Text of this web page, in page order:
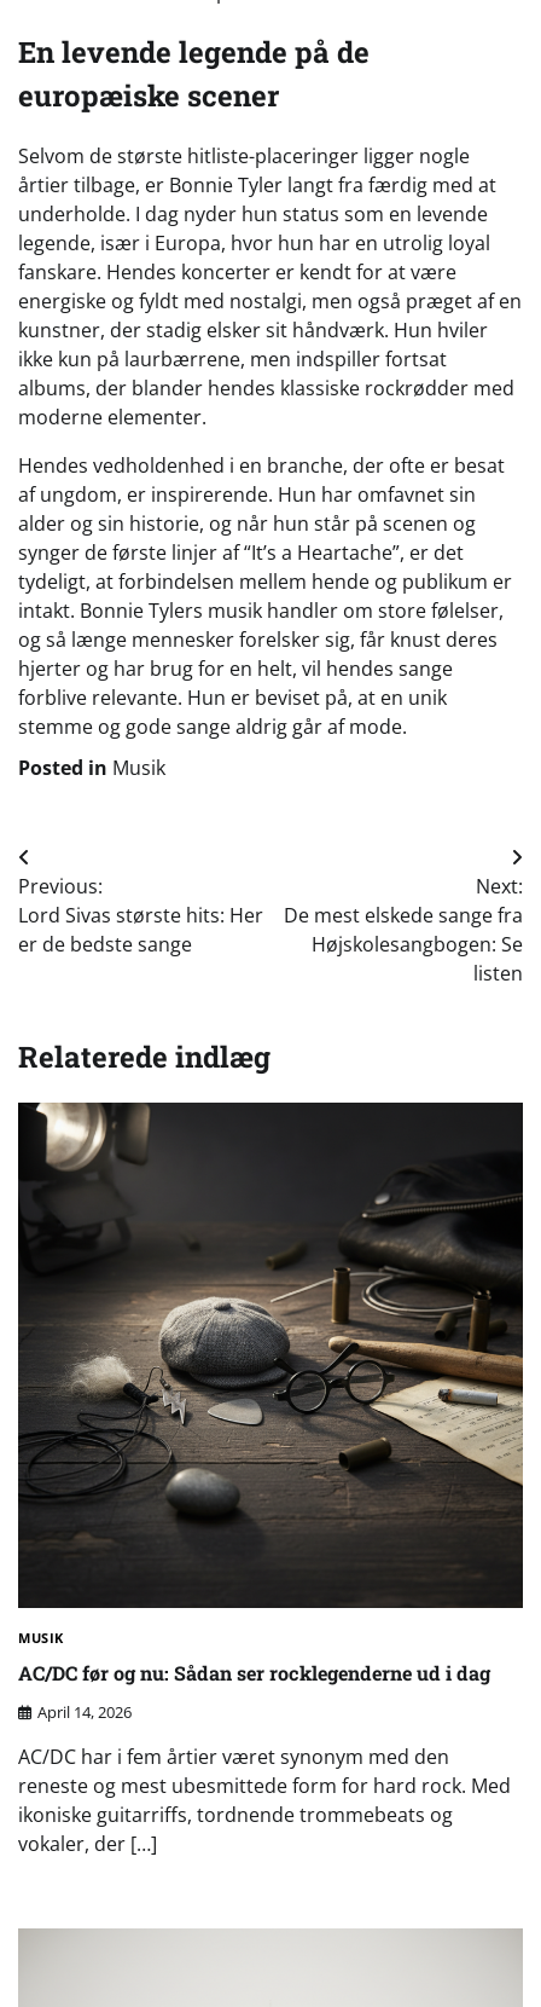
En levende legende på de
europæiske scener
Selvom de største hitliste-placeringer ligger nogle
årtier tilbage, er Bonnie Tyler langt fra færdig med at
underholde. I dag nyder hun status som en levende
legende, især i Europa, hvor hun har en utrolig loyal
fanskare. Hendes koncerter er kendt for at være
energiske og fyldt med nostalgi, men også præget af en
kunstner, der stadig elsker sit håndværk. Hun hviler
ikke kun på laurbærrene, men indspiller fortsat
albums, der blander hendes klassiske rockrødder med
moderne elementer.
Hendes vedholdenhed i en branche, der ofte er besat
af ungdom, er inspirerende. Hun har omfavnet sin
alder og sin historie, og når hun står på scenen og
synger de første linjer af “It’s a Heartache”, er det
tydeligt, at forbindelsen mellem hende og publikum er
intakt. Bonnie Tylers musik handler om store følelser,
og så længe mennesker forelsker sig, får knust deres
hjerter og har brug for en helt, vil hendes sange
forblive relevante. Hun er beviset på, at en unik
stemme og gode sange aldrig går af mode.
Posted in Musik
Indlægsnavigation
Previous:
Lord Sivas største hits: Her
er de bedste sange
Next:
De mest elskede sange fra
Højskolesangbogen: Se
listen
Relaterede indlæg
MUSIK
AC/DC før og nu: Sådan ser rocklegenderne ud i dag
April 14, 2026
AC/DC har i fem årtier været synonym med den
reneste og mest ubesmittede form for hard rock. Med
ikoniske guitarriffs, tordnende trommebeats og
vokaler, der […]